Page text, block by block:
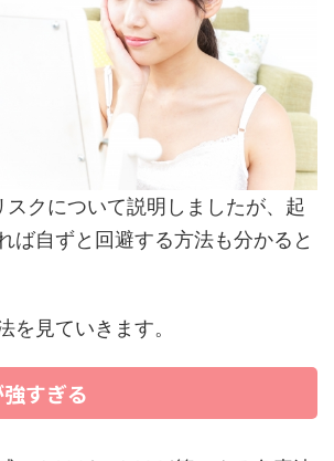
クについて説明しましたが、起
ば自ずと回避する方法も分かると
を見ていきます。
すぎる